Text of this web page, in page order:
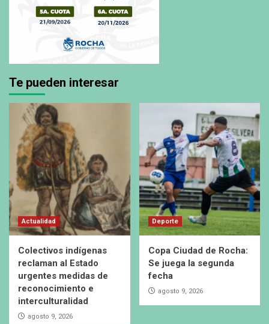
Te pueden interesar
Actualidad
Colectivos indígenas
reclaman al Estado
urgentes medidas de
reconocimiento e
interculturalidad
agosto 9, 2026
Deporte
Copa Ciudad de Rocha:
Se juega la segunda
fecha
agosto 9, 2026